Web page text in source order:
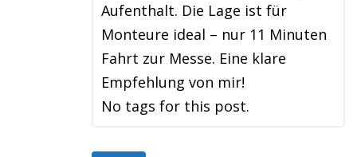
Aufenthalt. Die Lage ist für
Monteure ideal – nur 11 Minuten
Fahrt zur Messe. Eine klare
Empfehlung von mir!
No tags for this post.